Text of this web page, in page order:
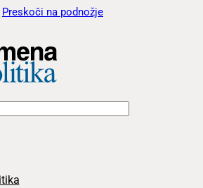
Preskoči na podnožje